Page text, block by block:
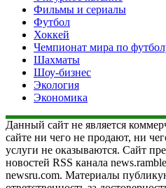
Фильмы и сериалы
Футбол
Хоккей
Чемпионат мира по
Шахматы
Шоу-бизнес
Экология
Экономика
Данный сайт не является
сайте ни чего не продают, ни
услуги не оказываются. Сайт
новостей RSS канала
newsru.com. Материалы